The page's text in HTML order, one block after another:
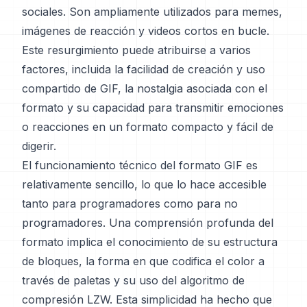
sociales. Son ampliamente utilizados para memes,
imágenes de reacción y videos cortos en bucle.
Este resurgimiento puede atribuirse a varios
factores, incluida la facilidad de creación y uso
compartido de GIF, la nostalgia asociada con el
formato y su capacidad para transmitir emociones
o reacciones en un formato compacto y fácil de
digerir.
El funcionamiento técnico del formato GIF es
relativamente sencillo, lo que lo hace accesible
tanto para programadores como para no
programadores. Una comprensión profunda del
formato implica el conocimiento de su estructura
de bloques, la forma en que codifica el color a
través de paletas y su uso del algoritmo de
compresión LZW. Esta simplicidad ha hecho que